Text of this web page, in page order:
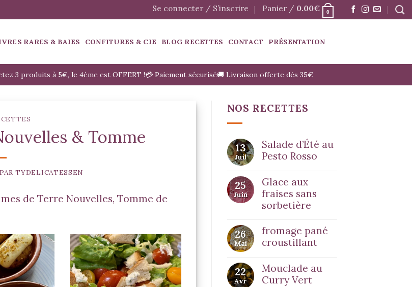
Se connecter / S’inscrire Panier / 0.00€ 0
RARES & BAIES CONFITURES & CIE BLOG RECETTES CONTACT PRÉSENTATION
3 produits à 5€, le 4ème est OFFERT !💳 Paiement sécurisé🚚 Livraison offerte dès 35€
& Tomme
PARTYDELICATESSEN
de Terre Nouvelles, Tomme de
NOS RECETTES
13
Juil
Salade d’Été au
Pesto Rosso
25
Juin
Glace aux
fraises sans
sorbetière
26
Mai
fromage pané
croustillant
22
Avr
Mouclade au
Curry Vert